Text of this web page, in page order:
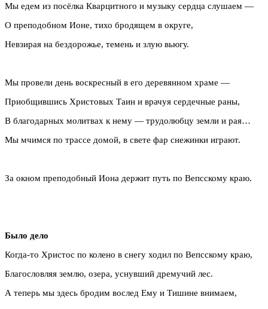
Мы едем из посёлка Кварцитного и музыку сердца слушаем —
О преподобном Ионе, тихо бродящем в округе,
Невзирая на бездорожье, темень и злую вьюгу.
Мы провели день воскресный в его деревянном храме —
Приобщившись Христовых Таин и врачуя сердечные раны,
В благодарных молитвах к нему — трудолюбцу земли и рая…
Мы мчимся по трассе домой, в свете фар снежинки играют.
За окном преподобный Иона держит путь по Вепсскому краю.
Было дело
Когда-то Христос по колено в снегу ходил по Вепсскому краю,
Благословляя землю, озера, уснувший дремучий лес.
А теперь мы здесь бродим вослед Ему и Тишине внимаем,